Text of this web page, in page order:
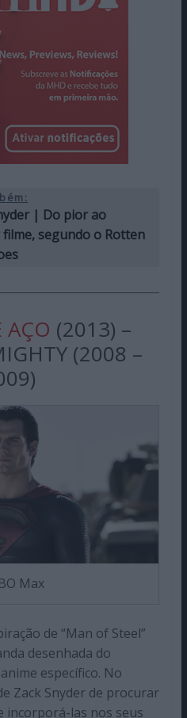
| Do pior ao
segundo o Rotten
(2013) –
(2008 –
Max
de “Man of Steel”
desenhada do
específico. No
Zack Snyder de procurar
incorporá-las nos seus